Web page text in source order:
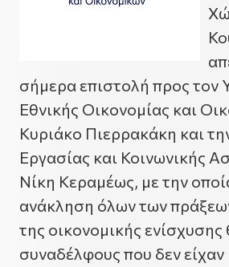
σήμερα επιστολή προς τον
Εθνικής Οικονομίας και
Κυριάκο Πιερρακάκη και
Εργασίας και Κοινωνικής
Νίκη Κεραμέως, με την
ανάκληση όλων των
της οικονομικής
συναδέλφους που δεν είχαν